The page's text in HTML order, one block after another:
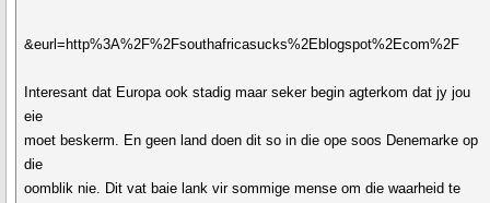
&eurl=http%3A%2F%2Fsouthafricasucks%2Eblogspot%2Ecom%2F
Interesant dat Europa ook stadig maar seker begin agterkom dat jy jou
eie
moet beskerm. En geen land doen dit so in die ope soos Denemarke op
die
oomblik nie. Dit vat baie lank vir sommige mense om die waarheid te